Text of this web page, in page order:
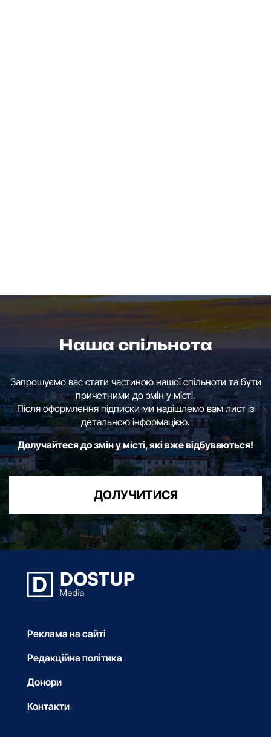
Наша спільнота
Запрошуємо вас стати частиною нашої спільноти та бути
причетними до змін у місті.
Після оформлення підписки ми надішлемо вам лист із
детальною інформацією.
Долучайтеся до змін у місті, які вже відбуваються!
ДОЛУЧИТИСЯ
Реклама на сайті
Редакційна політика
Донори
Контакти